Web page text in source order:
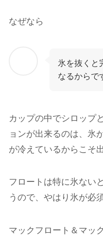
なぜなら
氷を抜くと
なるからで
カップの中でシロップ
ョンが出来るのは、氷
が冷えているからこそ
フロートは特に氷ない
うので、やはり氷が必
マックフロート＆マッ